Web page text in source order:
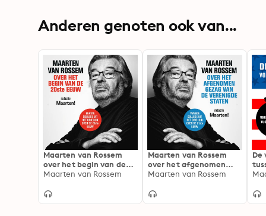
Anderen genoten ook van...
Maarten van Rossem
over het begin van de
twintigste eeuw: Eerste
over de 20ste eeuw
Maarten van Rossem
Maarten van Rossem
over het afgenomen
gezag van de Verenigde
uit het drieluik over de
Maarten van Rossem
De